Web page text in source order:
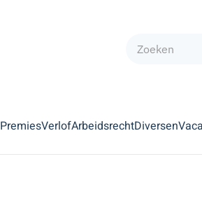
PremiesVerlofArbeidsrechtDiversen